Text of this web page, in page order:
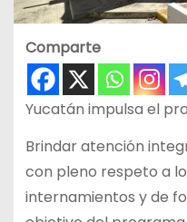
Comparte
Yucatán impulsa el
Brindar atención
con pleno respeto a
internamientos y de